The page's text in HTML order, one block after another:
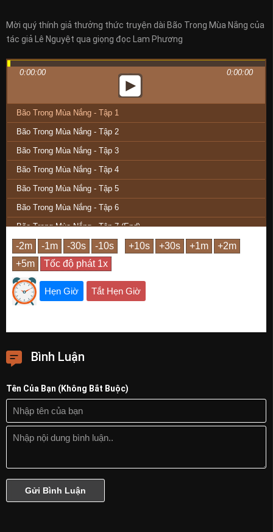
Mời quý thính giả thưởng thức truyện dài Bão Trong Mùa Nắng của
tác giả Lê Nguyệt qua giọng đọc Lam Phương
0:00:00 0:00:00
Bão Trong Mùa Nắng - Tập 1
Bão Trong Mùa Nắng - Tập 2
Bão Trong Mùa Nắng - Tập 3
Bão Trong Mùa Nắng - Tập 4
Bão Trong Mùa Nắng - Tập 5
Bão Trong Mùa Nắng - Tập 6
Bão Trong Mùa Nắng - Tập 7 (End)
Hẹn Giờ Tắt Hẹn Giờ
Bình Luận
Tên Của Bạn (Không Bắt Buộc)